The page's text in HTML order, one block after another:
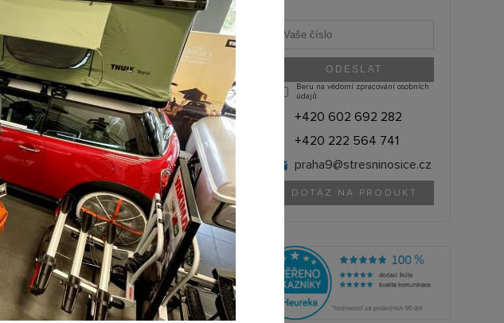
O DOSTUPNOSTI KONKRÉTNÍHO KITU NA
+
Beru na vědomí zpracování osobních
údajů.
+420 602 692 282
+420 222 564 741
praha9@stresninosice.cz
DOTAZ NA PRODUKT
THULE (Švédsko)
ID1878